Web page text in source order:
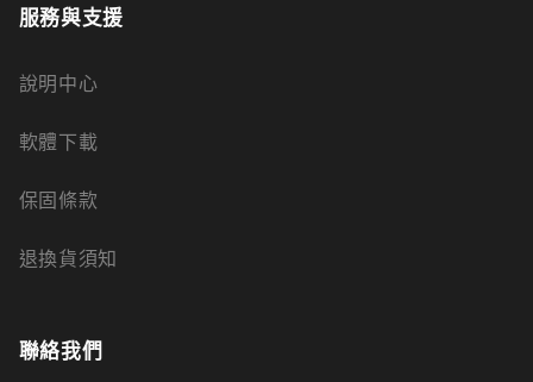
服務與支援
說明中心
軟體下載
保固條款
退換貨須知
聯絡我們